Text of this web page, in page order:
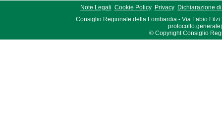
Note Legali Cookie Policy Privacy
Dichiarazione
Consiglio Regionale della Lombardia - Via Fabio Filzi
© Copyright Consiglio